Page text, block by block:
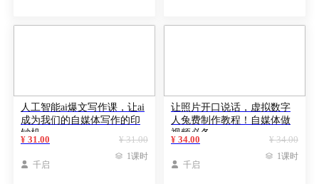
人工智能ai爆文写作课，让ai
成为我们的自媒体写作的印
钞机
¥ 31.00
¥ 31.00
 千启
 1课时
让照片开口说话，虚拟数字
人兔费制作教程！自媒体做
视频必备
¥ 34.00
¥ 34.00
 千启
 1课时